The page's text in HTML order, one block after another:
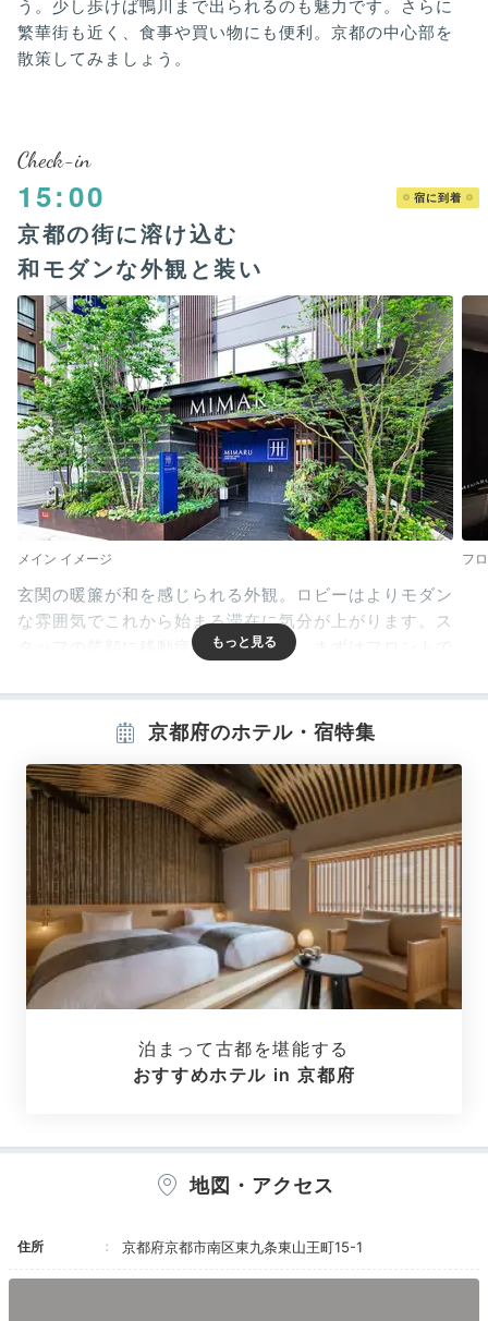
う。少し歩けば鴨川まで出られるのも魅力です。さらに
繁華街も近く、食事や買い物にも便利。京都の中心部を
散策してみましょう。
Check-in
15:00 宿に到着
京都の街に溶け込む
和モダンな外観と装い
メイン イメージ フ
玄関の暖簾が和を感じられる外観。ロビーはよりモダン
な雰囲気でこれから始まる滞在に気分が上がります。ス
タッフの笑顔に移動疲れも癒えます。まずはフロントで
お忘れなく。
Room
15:30
全室にキッチン付き
機能性抜群の客室
ポケモンルーム カビゴン
簡易キッチン付でお部屋で自炊ができます
京都府のホテル・宿特集
泊まって古都を堪能する
おすすめホテル in 京都府
地図・アクセス
住所 京都府京都市南区東九条東山王町15-1